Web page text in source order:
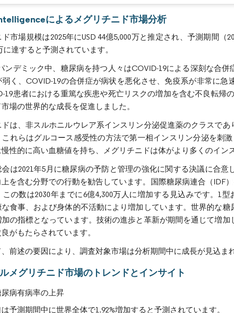
によるメグリチニド市場分析
市場規模は2025年にUSD 44億5,000万と推定され、予測期間（
に達すると予測されています。
ンデミック中、糖尿病を持つ人々はCOVID-19による深刻な合
弱く、COVID-19の合併症が病状を悪化させ、免疫系が非常に
19患者における重篤な疾患や死亡リスクの増加を含む不良転帰
場の世界的な成長を促進しました。
ドは、非スルホニルウレア系インスリン分泌促進薬のクラスで
これらはグルコース感受性の方法で第一相インスリン分泌を刺
性的に高い血糖値を持ち、メグリチニドは体がより多くのイン
は2021年5月に糖尿病の予防と管理の強化に関する決議に合
を含む分野での行動を勧告しています。国際糖尿病連合（IDF
この数は2030年までに6億4,300万人に増加する見込みです。1
食事、および身体的不活動により増加しています。世界的な
の指標となっています。技術の進歩と革新が期間を通じて増
がもたらされています。
前述の要因により、調査対象市場は分析期間中に成長が見込ま
メグリチニド市場のトレンドとインサイト
病有病率の上昇
予測期間中に世界全体で1.92%増加すると予測されています。